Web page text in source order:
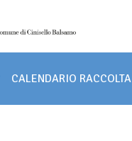
CALENDARIO RACCOLTA